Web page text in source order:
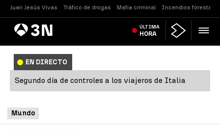
Juan Jesús Vivas Tráfico de drogas Mafia criminal Incendios forestales
AntenaNoticias ÚLTIMA
HORA
EN DIRECTO
Segundo día de controles a los viajeros de Italia
Mundo